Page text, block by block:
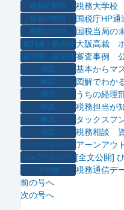
税務の動向 税務大学校
税務の動向 国税庁HP通
税務の動向 国税当局の
裁判例・裁決例 大阪高裁
裁判例・裁決例 審査事例 公
解説 基本からマ
解説 図解でわか
解説 うちの経理
解説 税務担当が
解説 タックスフ
解説 税務相談 資
ショウウインドウ アーンアウ
ショウウインドウ [全文公開]
その他
税務通信デ
前の号へ
次の号へ